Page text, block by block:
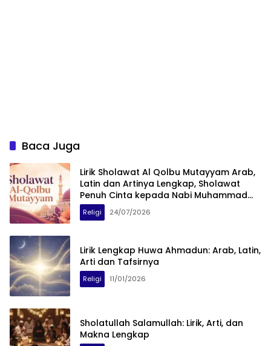
Baca Juga
Lirik Sholawat Al Qolbu Mutayyam Arab,
Latin dan Artinya Lengkap, Sholawat
Penuh Cinta kepada Nabi Muhammad
SAW
Religi 24/07/2026
Lirik Lengkap Huwa Ahmadun: Arab, Latin,
Arti dan Tafsirnya
Religi 11/01/2026
Sholatullah Salamullah: Lirik, Arti, dan
Makna Lengkap